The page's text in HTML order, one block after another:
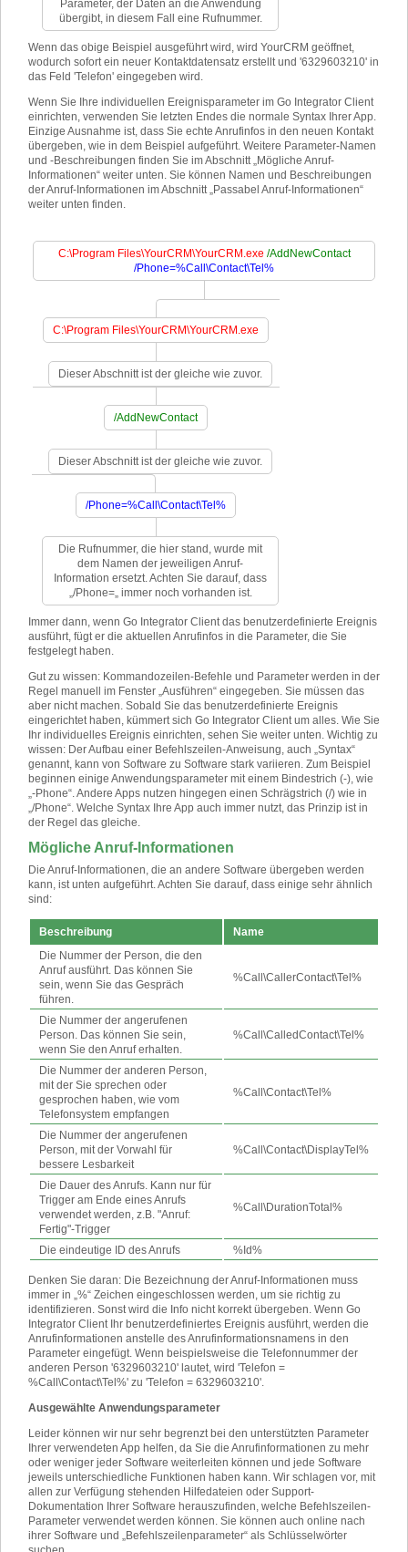
Parameter, der Daten an die Anwendung
übergibt, in diesem Fall eine Rufnummer.
Wenn das obige Beispiel ausgeführt wird, wird YourCRM geöffnet,
wodurch sofort ein neuer Kontaktdatensatz erstellt und '6329603210' in
das Feld 'Telefon' eingegeben wird.
Wenn Sie Ihre individuellen Ereignisparameter im Go Integrator Client
einrichten, verwenden Sie letzten Endes die normale Syntax Ihrer App.
Einzige Ausnahme ist, dass Sie echte Anrufinfos in den neuen Kontakt
übergeben, wie in dem Beispiel aufgeführt. Weitere Parameter-Namen
und -Beschreibungen finden Sie im Abschnitt „Mögliche Anruf-
Informationen“ weiter unten. Sie können Namen und Beschreibungen
der Anruf-Informationen im Abschnitt „Passabel Anruf-Informationen“
weiter unten finden.
C:\Program Files\YourCRM\YourCRM.exe /AddNewContact
/Phone=%Call\Contact\Tel%
C:\Program Files\YourCRM\YourCRM.exe
Dieser Abschnitt ist der gleiche wie zuvor.
/AddNewContact
Dieser Abschnitt ist der gleiche wie zuvor.
/Phone=%Call\Contact\Tel%
Die Rufnummer, die hier stand, wurde mit
dem Namen der jeweiligen Anruf-
Information ersetzt. Achten Sie darauf, dass
„/Phone=„ immer noch vorhanden ist.
Immer dann, wenn Go Integrator Client das benutzerdefinierte Ereignis
ausführt, fügt er die aktuellen Anrufinfos in die Parameter, die Sie
festgelegt haben.
Gut zu wissen: Kommandozeilen-Befehle und Parameter werden in der
Regel manuell im Fenster „Ausführen“ eingegeben. Sie müssen das
aber nicht machen. Sobald Sie das benutzerdefinierte Ereignis
eingerichtet haben, kümmert sich Go Integrator Client um alles. Wie Sie
Ihr individuelles Ereignis einrichten, sehen Sie weiter unten. Wichtig zu
wissen: Der Aufbau einer Befehlszeilen-Anweisung, auch „Syntax“
genannt, kann von Software zu Software stark variieren. Zum Beispiel
beginnen einige Anwendungsparameter mit einem Bindestrich (-), wie
„-Phone“. Andere Apps nutzen hingegen einen Schrägstrich (/) wie in
„/Phone“. Welche Syntax Ihre App auch immer nutzt, das Prinzip ist in
der Regel das gleiche.
Mögliche Anruf-Informationen
Die Anruf-Informationen, die an andere Software übergeben werden
kann, ist unten aufgeführt. Achten Sie darauf, dass einige sehr ähnlich
sind:
Beschreibung
Name
Die Nummer der Person, die den
Anruf ausführt. Das können Sie
sein, wenn Sie das Gespräch
führen.
%Call\CallerContact\Tel%
Die Nummer der angerufenen
Person. Das können Sie sein,
wenn Sie den Anruf erhalten.
%Call\CalledContact\Tel%
Die Nummer der anderen Person,
mit der Sie sprechen oder
gesprochen haben, wie vom
Telefonsystem empfangen
%Call\Contact\Tel%
Die Nummer der angerufenen
Person, mit der Vorwahl für
bessere Lesbarkeit
%Call\Contact\DisplayTel%
Die Dauer des Anrufs. Kann nur für
Trigger am Ende eines Anrufs
verwendet werden, z.B. "Anruf:
Fertig"-Trigger
%Call\DurationTotal%
Die eindeutige ID des Anrufs %Id%
Denken Sie daran: Die Bezeichnung der Anruf-Informationen muss
immer in „%“ Zeichen eingeschlossen werden, um sie richtig zu
identifizieren. Sonst wird die Info nicht korrekt übergeben. Wenn Go
Integrator Client Ihr benutzerdefiniertes Ereignis ausführt, werden die
Anrufinformationen anstelle des Anrufinformationsnamens in den
Parameter eingefügt. Wenn beispielsweise die Telefonnummer der
anderen Person '6329603210' lautet, wird 'Telefon =
%Call\Contact\Tel%' zu 'Telefon = 6329603210'.
Ausgewählte Anwendungsparameter
Leider können wir nur sehr begrenzt bei den unterstützten Parameter
Ihrer verwendeten App helfen, da Sie die Anrufinformationen zu mehr
oder weniger jeder Software weiterleiten können und jede Software
jeweils unterschiedliche Funktionen haben kann. Wir schlagen vor, mit
allen zur Verfügung stehenden Hilfedateien oder Support-
Dokumentation Ihrer Software herauszufinden, welche Befehlszeilen-
Parameter verwendet werden können. Sie können auch online nach
ihrer Software und „Befehlszeilenparameter“ als Schlüsselwörter